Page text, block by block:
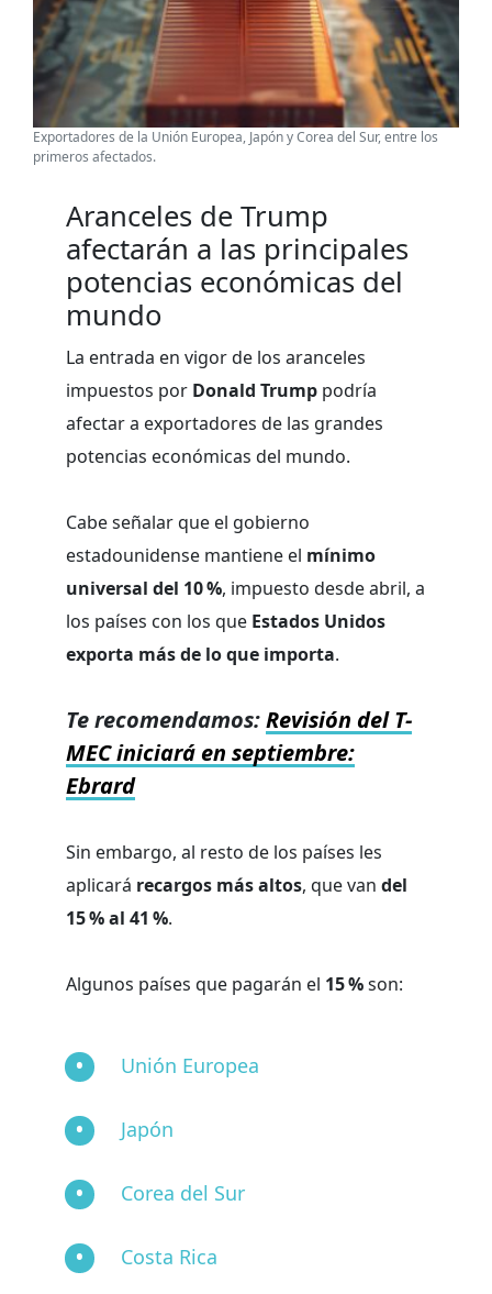
Exportadores de la Unión Europea, Japón y Corea del Sur, entre los
primeros afectados.
Aranceles de Trump
afectarán a las principales
potencias económicas del
mundo
La entrada en vigor de los aranceles
impuestos por Donald Trump podría
afectar a exportadores de las grandes
potencias económicas del mundo.
Cabe señalar que el gobierno
estadounidense mantiene el mínimo
universal del 10 %, impuesto desde abril, a
los países con los que Estados Unidos
exporta más de lo que importa.
Te recomendamos:Revisión del T-
MEC iniciará en septiembre:
Ebrard
Sin embargo, al resto de los países les
aplicará recargos más altos, que van del
15 % al 41 %.
Algunos países que pagarán el 15 %son:
Unión Europea
Japón
Corea del Sur
Costa Rica